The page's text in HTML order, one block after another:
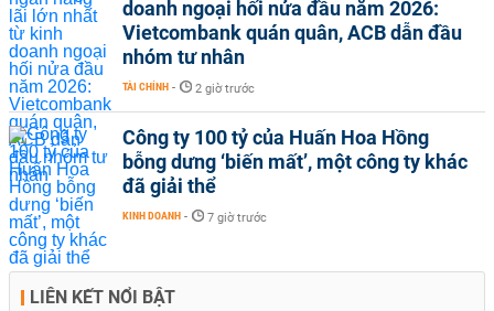
doanh ngoại hối nửa đầu năm 2026:
Vietcombank quán quân, ACB dẫn đầu
nhóm tư nhân
TÀI CHÍNH - 2 giờ trước
Công ty 100 tỷ của Huấn Hoa Hồng
bỗng dưng ‘biến mất’, một công ty khác
đã giải thể
KINH DOANH - 7 giờ trước
LIÊN KẾT NỔI BẬT